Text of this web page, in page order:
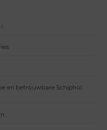
en betrouwbare Schiphol